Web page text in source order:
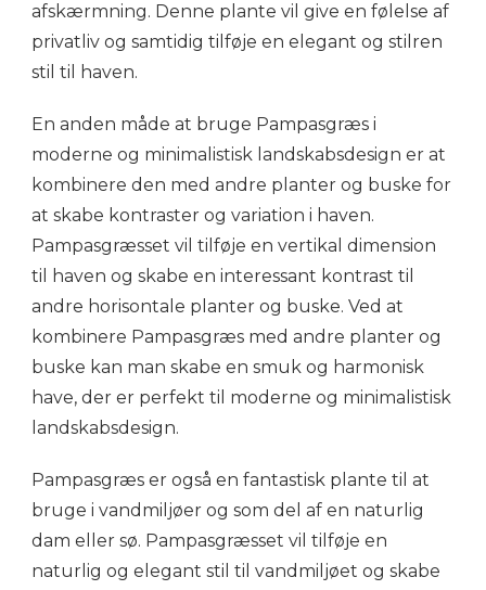
afskærmning. Denne plante vil give en følelse af
privatliv og samtidig tilføje en elegant og stilren
stil til haven.
En anden måde at bruge Pampasgræs i
moderne og minimalistisk landskabsdesign er at
kombinere den med andre planter og buske for
at skabe kontraster og variation i haven.
Pampasgræsset vil tilføje en vertikal dimension
til haven og skabe en interessant kontrast til
andre horisontale planter og buske. Ved at
kombinere Pampasgræs med andre planter og
buske kan man skabe en smuk og harmonisk
have, der er perfekt til moderne og minimalistisk
landskabsdesign.
Pampasgræs er også en fantastisk plante til at
bruge i vandmiljøer og som del af en naturlig
dam eller sø. Pampasgræsset vil tilføje en
naturlig og elegant stil til vandmiljøet og skabe